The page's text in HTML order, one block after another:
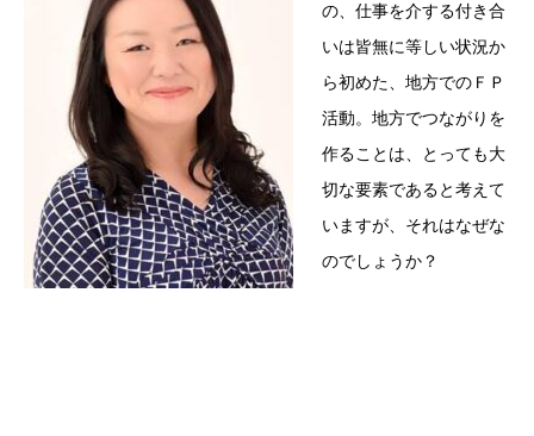
の、仕事を介する付き合
いは皆無に等しい状況か
ら初めた、地方でのＦＰ
活動。地方でつながりを
作ることは、とっても大
切な要素であると考えて
いますが、それはなぜな
のでしょうか？